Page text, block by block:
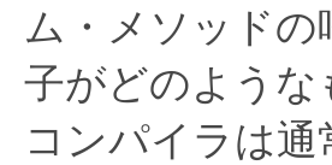
ム・メソッド
子がどのよう
コンパイラは